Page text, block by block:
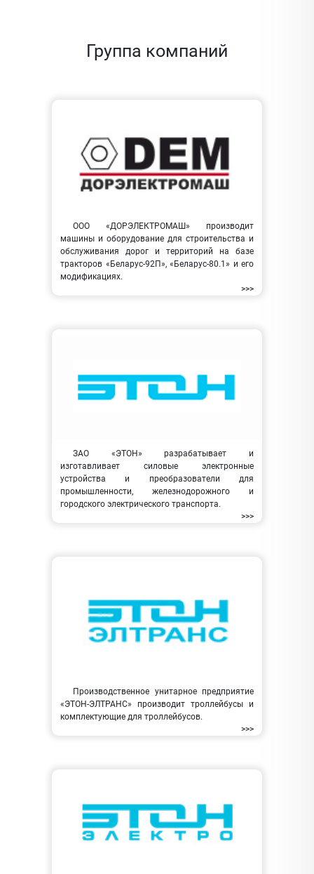
Группа компаний
ООО «ДОРЭЛЕКТРОМАШ» производит
машины и оборудование для строительства и
обслуживания дорог и территорий на базе
тракторов «Беларус-92П», «Беларус-80.1» и его
модификациях.
>>>
ЗАО «ЭТОН» разрабатывает и
изготавливает силовые электронные
устройства и преобразователи для
промышленности, железнодорожного и
городского электрического транспорта.
>>>
Производственное унитарное предприятие
«ЭТОН-ЭЛТРАНС» производит троллейбусы и
комплектующие для троллейбусов.
>>>